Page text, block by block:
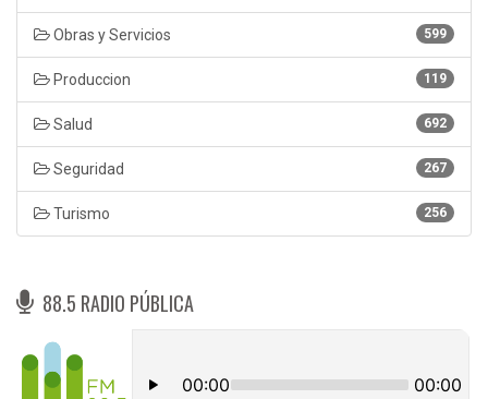
599
Obras y Servicios
119
Produccion
692
Salud
267
Seguridad
256
Turismo
88.5 RADIO PÚBLICA